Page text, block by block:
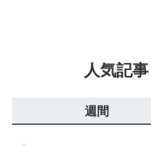
人気記
週間